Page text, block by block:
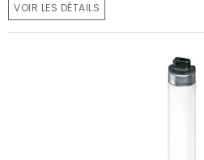
VOIR LES DÉTAILS